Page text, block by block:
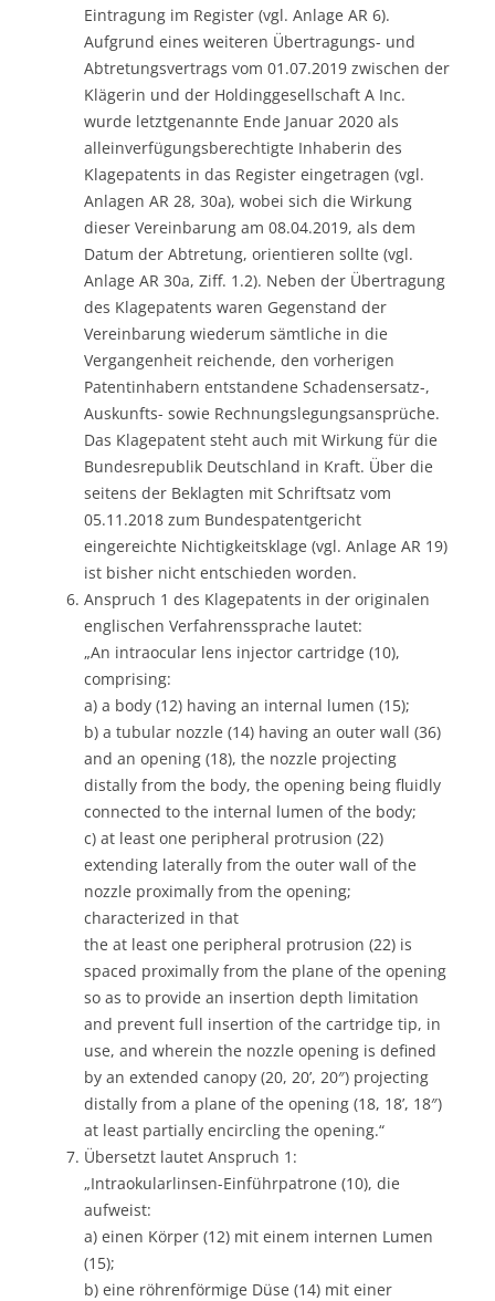
Eintragung im Register (vgl. Anlage AR 6).
Aufgrund eines weiteren Übertragungs- und
Abtretungsvertrags vom 01.07.2019 zwischen der
Klägerin und der Holdinggesellschaft A Inc.
wurde letztgenannte Ende Januar 2020 als
alleinverfügungsberechtigte Inhaberin des
Klagepatents in das Register eingetragen (vgl.
Anlagen AR 28, 30a), wobei sich die Wirkung
dieser Vereinbarung am 08.04.2019, als dem
Datum der Abtretung, orientieren sollte (vgl.
Anlage AR 30a, Ziff. 1.2). Neben der Übertragung
des Klagepatents waren Gegenstand der
Vereinbarung wiederum sämtliche in die
Vergangenheit reichende, den vorherigen
Patentinhabern entstandene Schadensersatz-,
Auskunfts- sowie Rechnungslegungsansprüche.
Das Klagepatent steht auch mit Wirkung für die
Bundesrepublik Deutschland in Kraft. Über die
seitens der Beklagten mit Schriftsatz vom
05.11.2018 zum Bundespatentgericht
eingereichte Nichtigkeitsklage (vgl. Anlage AR 19)
ist bisher nicht entschieden worden.
Anspruch 1 des Klagepatents in der originalen
englischen Verfahrenssprache lautet:
„An intraocular lens injector cartridge (10),
comprising:
a) a body (12) having an internal lumen (15);
b) a tubular nozzle (14) having an outer wall (36)
and an opening (18), the nozzle projecting
distally from the body, the opening being fluidly
connected to the internal lumen of the body;
c) at least one peripheral protrusion (22)
extending laterally from the outer wall of the
nozzle proximally from the opening;
characterized in that
the at least one peripheral protrusion (22) is
spaced proximally from the plane of the opening
so as to provide an insertion depth limitation
and prevent full insertion of the cartridge tip, in
use, and wherein the nozzle opening is defined
by an extended canopy (20, 20’, 20″) projecting
distally from a plane of the opening (18, 18’, 18″)
at least partially encircling the opening.“
Übersetzt lautet Anspruch 1:
„Intraokularlinsen-Einführpatrone (10), die
aufweist:
a) einen Körper (12) mit einem internen Lumen
(15);
b) eine röhrenförmige Düse (14) mit einer